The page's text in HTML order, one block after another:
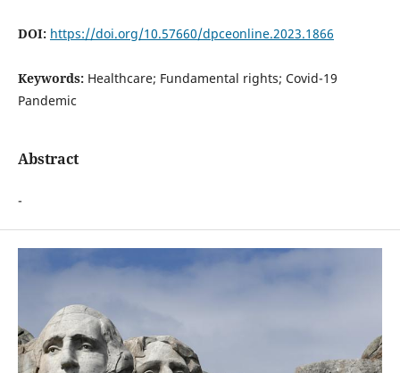
DOI: https://doi.org/10.57660/dpceonline.2023.1866
Keywords: Healthcare; Fundamental rights; Covid-19
Pandemic
Abstract
-